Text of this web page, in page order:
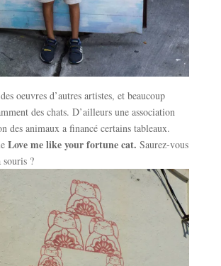
oeuvres d’autres artistes, et beaucoup
des chats. D’ailleurs une association
des animaux a financé certains tableaux.
Love me like your fortune cat. Saurez-vous
?